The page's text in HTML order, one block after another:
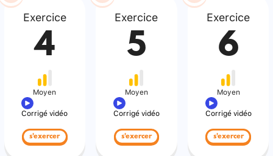
Exercice
4
Moyen
Corrigé vidéo
s'exercer
Exercice
5
Moyen
Corrigé vidéo
s'exercer
Exercice
6
Moyen
Corrigé vidéo
s'exercer